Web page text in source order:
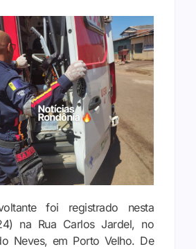
foi registrado nesta
na Rua Carlos Jardel, no
Neves, em Porto Velho. De